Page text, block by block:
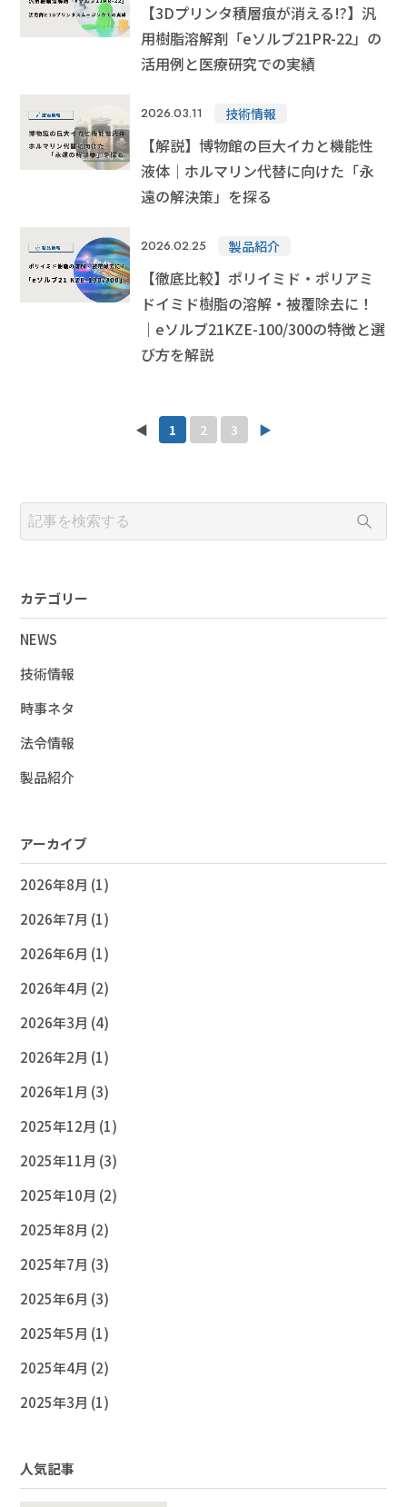
【3Dプリンタ積層痕が消える!?】汎
用樹脂溶解剤「eソルブ21PR-22」の
活用例と医療研究での実績
2026.03.11 技術情報
【解説】博物館の巨大イカと機能性
液体｜ホルマリン代替に向けた「永
遠の解決策」を探る
2026.02.25 製品紹介
【徹底比較】ポリイミド・ポリアミ
ドイミド樹脂の溶解・被覆除去に！
｜eソルブ21KZE-100/300の特徴と選
び方を解説
◀ 1 2 3 ▶
カテゴリー
NEWS
技術情報
時事ネタ
法令情報
製品紹介
アーカイブ
2026年8月 (1)
2026年7月 (1)
2026年6月 (1)
2026年4月 (2)
2026年3月 (4)
2026年2月 (1)
2026年1月 (3)
2025年12月 (1)
2025年11月 (3)
2025年10月 (2)
2025年8月 (2)
2025年7月 (3)
2025年6月 (3)
2025年5月 (1)
2025年4月 (2)
2025年3月 (1)
人気記事